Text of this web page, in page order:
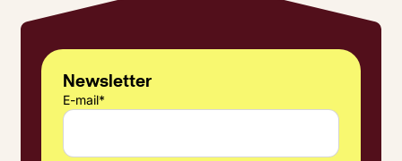
Newsletter
E-mail*